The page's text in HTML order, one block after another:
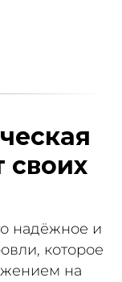
своих
надёжное и
которое
на